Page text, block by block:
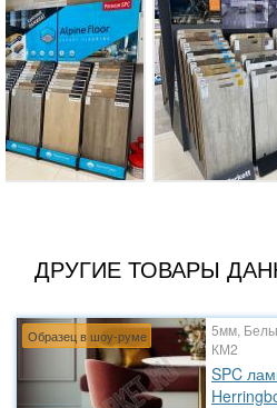
ДРУГИЕ ТОВАРЫ
Образец в шоу-руме
5мм,
КМ2
SPC